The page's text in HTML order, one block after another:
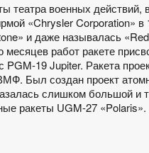
театра военных
«Chrysler Corporation»
и даже называлась
работ ракете
PGM-19 Jupiter. Ракета
Был создан проект
слишком большой и
ракеты UGM-27 «Polaris».